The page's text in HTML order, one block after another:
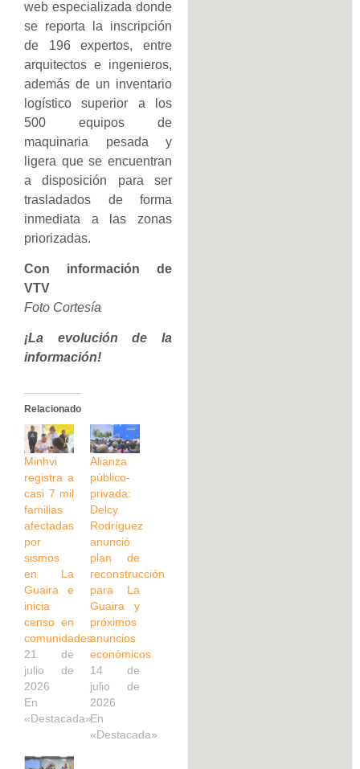
web especializada donde
se reporta la inscripción
de 196 expertos, entre
arquitectos e ingenieros,
además de un inventario
logístico superior a los
500 equipos de
maquinaria pesada y
ligera que se encuentran
a disposición para ser
trasladados de forma
inmediata a las zonas
priorizadas.
Con información de
VTV
Foto Cortesía
¡La evolución de la
información!
Relacionado
Minhvi
registra a
casi 7 mil
familias
afectadas
por
sismos
en La
Guaira e
inicia
censo en
comunidades
21 de
julio de
2026
En
«Destacada»
Alianza
público-
privada:
Delcy
Rodríguez
anunció
plan de
reconstrucción
para La
Guaira y
próximos
anuncios
económicos
14 de
julio de
2026
En
«Destacada»